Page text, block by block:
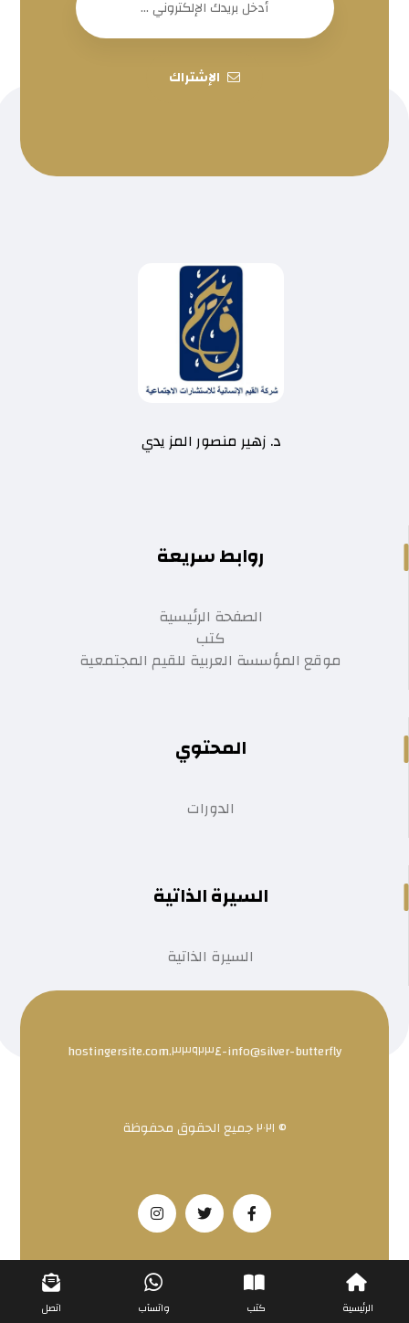
الإشتراك
د. زهير منصور المز يدي
روابط سريعة
الصفحة الرئيسية
كتب
موقع المؤسسة العربية للقيم المجتمعية
المحتوي
الدورات
السيرة الذاتية
السيرة الذاتية
info@silver-butterfly-٣٣٩٢٣٤.hostingersite.com
© ٢٠٢١ جميع الحقوق محفوظة
الرئيسية كتب واتسآب اتصل